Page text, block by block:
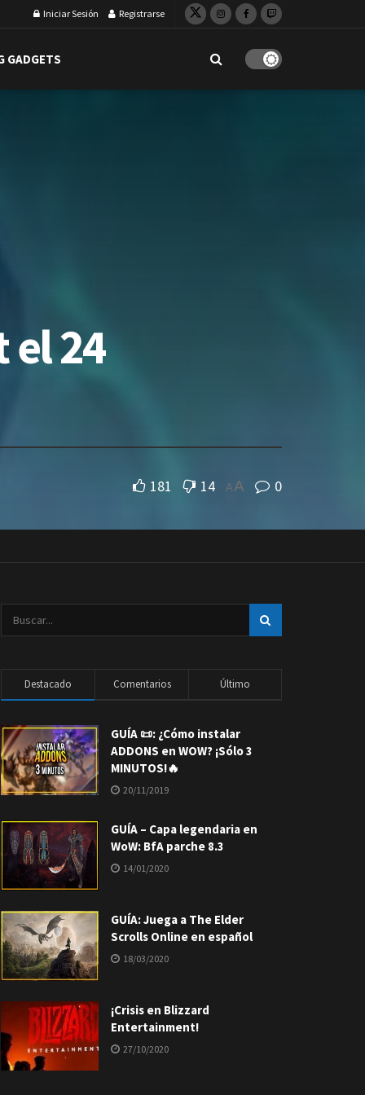
Iniciar Sesión Registrarse
GADGETS
el 24
181 14 A A 0
Destacado Comentarios Último
GUÍA 📜: ¿Cómo instalar
ADDONS en WOW? ¡Sólo 3
MINUTOS!🔥
20/11/2019
GUÍA – Capa legendaria en
WoW: BfA parche 8.3
14/01/2020
GUÍA: Juega a The Elder
Scrolls Online en español
18/03/2020
¡Crisis en Blizzard
Entertainment!
27/10/2020